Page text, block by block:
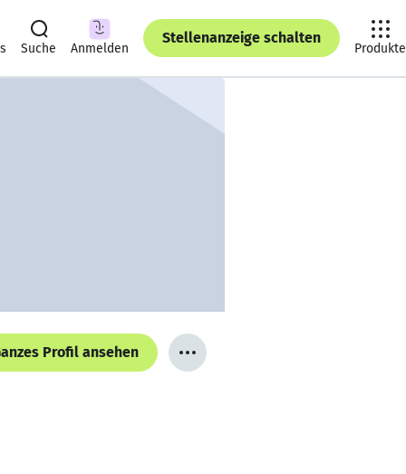
Suche Anmelden
Stellenanzeige schalten
Produkte
Profil ansehen